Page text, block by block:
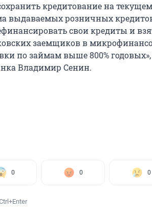
кредитование на текущем
выдаваемых розничных
свои кредиты и
заемщиков в
по займам выше 800%
Владимир Сенин.
0 0 0